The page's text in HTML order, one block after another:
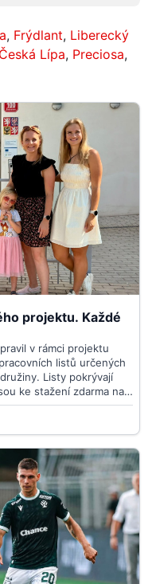
, Frýdlant, Liberecký
Česká Lípa, Preciosa,